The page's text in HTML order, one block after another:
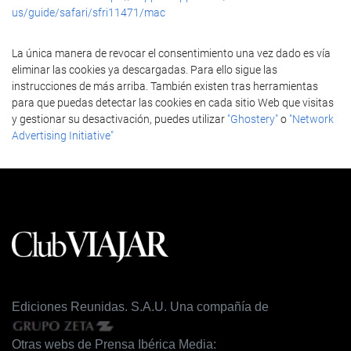
us/guide/safari/sfri11471/mac
La única manera de revocar el consentimiento una vez dado es vía
eliminar las cookies ya descargadas. Para ello sigue las
instrucciones de más arriba. También existen tras herramientas
para que puedas detectar las cookies en cada sitio Web que visitas
y gestionar su desactivación, puedes utilizar "Ghostery"o "Network
Advertising Initiative"
Ediciones Reunidas. S.A.U. Una compañía de
Otras webs de Prensa Ibérica Media: